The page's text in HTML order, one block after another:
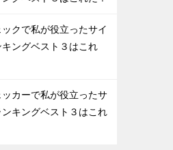
クで私が役立ったサイ
キングベスト３はこれ
カーで私が役立ったサ
キングベスト３はこれ